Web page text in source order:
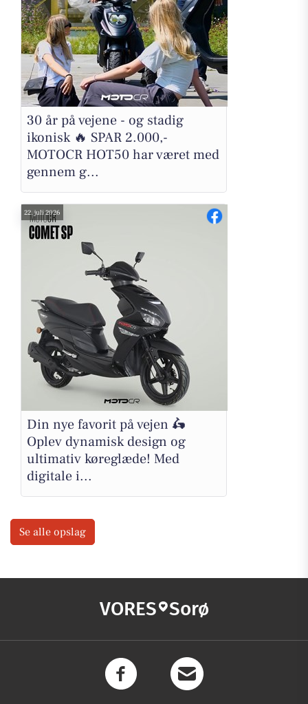
30 år på vejene - og stadig
ikonisk 🔥 SPAR 2.000,-
MOTOCR HOT50 har været med
gennem g...
22. juli 2026
Din nye favorit på vejen 🛵
Oplev dynamisk design og
ultimativ køreglæde! Med
digitale i...
Se alle opslag
VORES Sorø